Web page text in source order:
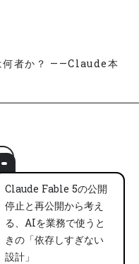
者か？ ——Claude本
Claude Fable 5の公開
停止と再公開から考え
る、AIを業務で使うと
きの「依存しすぎない
設計」